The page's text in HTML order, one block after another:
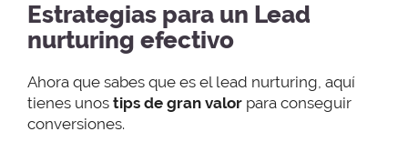
Estrategias para un Lead
nurturing efectivo
Ahora que sabes que es el lead nurturing, aquí
tienes unos tips de gran valor para conseguir
conversiones.